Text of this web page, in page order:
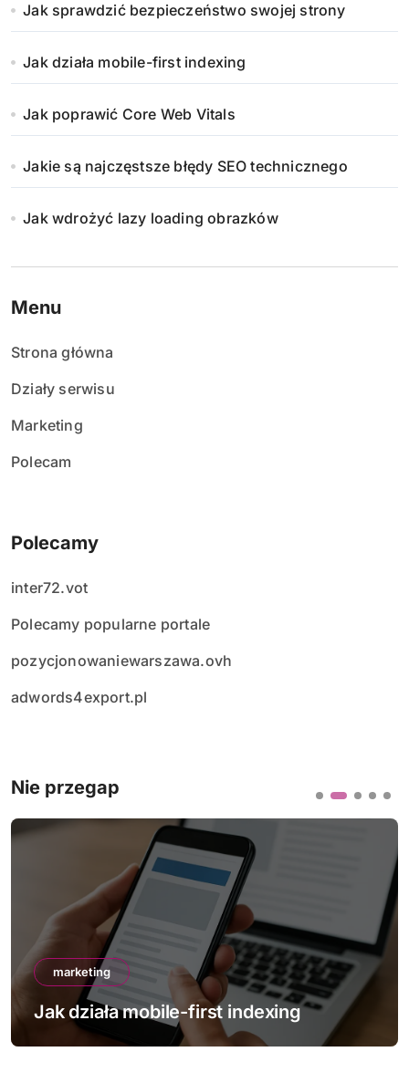
Jak sprawdzić bezpieczeństwo swojej strony
Jak działa mobile-first indexing
Jak poprawić Core Web Vitals
Jakie są najczęstsze błędy SEO technicznego
Jak wdrożyć lazy loading obrazków
Menu
Strona główna
Działy serwisu
Marketing
Polecam
Polecamy
inter72.vot
Polecamy popularne portale
pozycjonowaniewarszawa.ovh
adwords4export.pl
Nie przegap
marketing
Jak poprawić Core Web